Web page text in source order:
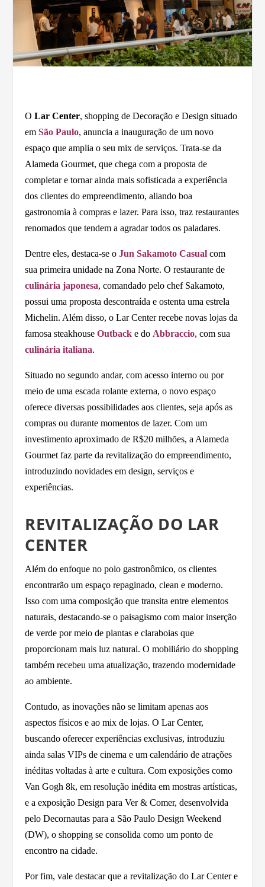
OLar Center, shopping de Decoração e Design situado
emSão Paulo, anuncia a inauguração de um novo
espaço que amplia o seu mix de serviços. Trata-se da
Alameda Gourmet, que chega com a proposta de
completar e tornar ainda mais sofisticada a experiência
dos clientes do empreendimento, aliando boa
gastronomia à compras e lazer. Para isso, traz restaurantes
renomados que tendem a agradar todos os paladares.
Dentre eles, destaca-se oJun Sakamoto Casual com
sua primeira unidade na Zona Norte. O restaurante de
culinária japonesa, comandado pelo chef Sakamoto,
possui uma proposta descontraída e ostenta uma estrela
Michelin. Além disso, o Lar Center recebe novas lojas da
famosa steakhouseOutback e do Abbraccio, com sua
culinária italiana.
Situado no segundo andar, com acesso interno ou por
meio de uma escada rolante externa, o novo espaço
oferece diversas possibilidades aos clientes, seja após as
compras ou durante momentos de lazer. Com um
investimento aproximado de R$20 milhões, a Alameda
Gourmet faz parte da revitalização do empreendimento,
introduzindo novidades em design, serviços e
experiências.
REVITALIZAÇÃO DO LAR
CENTER
Além do enfoque no polo gastronômico, os clientes
encontrarão um espaço repaginado, clean e moderno.
Isso com uma composição que transita entre elementos
naturais, destacando-se o paisagismo com maior inserção
de verde por meio de plantas e claraboias que
proporcionam mais luz natural. O mobiliário do shopping
também recebeu uma atualização, trazendo modernidade
ao ambiente.
Contudo, as inovações não se limitam apenas aos
aspectos físicos e ao mix de lojas. O Lar Center,
buscando oferecer experiências exclusivas, introduziu
ainda salas VIPs de cinema e um calendário de atrações
inéditas voltadas à arte e cultura. Com exposições como
Van Gogh 8k, em resolução inédita em mostras artísticas,
e a exposição Design para Ver & Comer, desenvolvida
pelo Decornautas para a São Paulo Design Weekend
(DW), o shopping se consolida como um ponto de
encontro na cidade.
Por fim, vale destacar que a revitalização do Lar Center e